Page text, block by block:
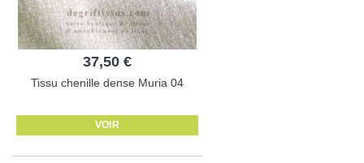
37,50 €
Tissu chenille dense Muria 04
VOIR